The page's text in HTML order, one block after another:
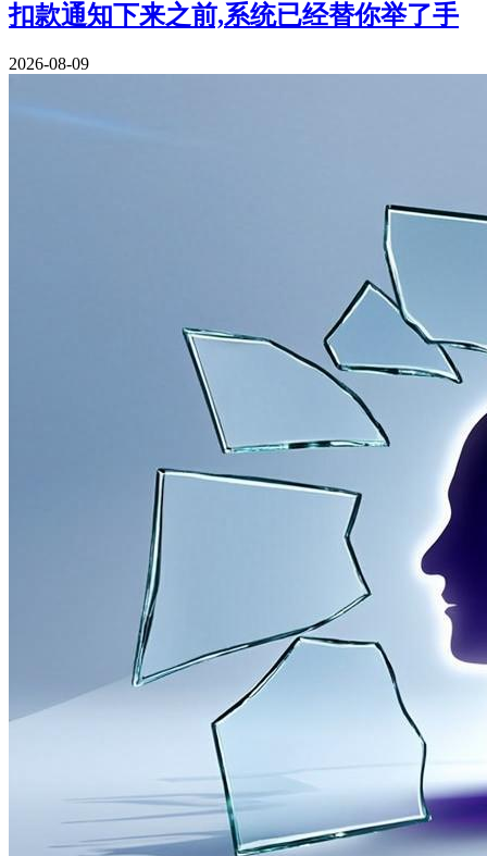
扣款通知下来之前,系统已经替你举了手
2026-08-09